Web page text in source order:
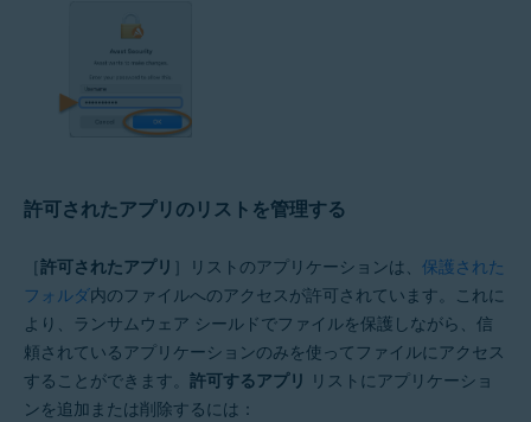
許可されたアプリのリストを管理する
［許可されたアプリ ］リストのアプリケーションは、 保護された
フォルダ内のファイルへのアクセスが許可されています。これに
より、ランサムウェア シールドでファイルを保護しながら、信
頼されているアプリケーションのみを使ってファイルにアクセス
することができます。 許可するアプリ リストにアプリケーショ
ンを追加または削除するには：